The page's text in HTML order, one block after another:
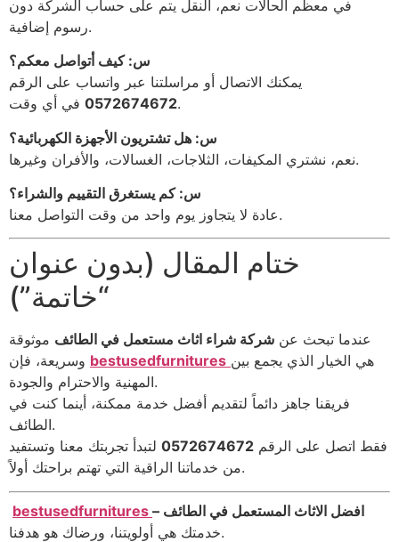
في معظم الحالات نعم، النقل يتم على حساب الشركة دون
رسوم إضافية.
س: كيف أتواصل معكم؟
يمكنك الاتصال أو مراسلتنا عبر واتساب على الرقم
0572674672في أي وقت.
س: هل تشتريون الأجهزة الكهربائية؟
نعم، نشتري المكيفات، الثلاجات، الغسالات، والأفران وغيرها.
س: كم يستغرق التقييم والشراء؟
عادة لا يتجاوز يوم واحد من وقت التواصل معنا.
ختام المقال (بدون عنوان
“خاتمة”)
عندما تبحث عن شركة شراء اثاث مستعمل في الطائف موثوقة
bestusedfurnitures هي الخيار الذي يجمع بين
المهنية والاحترام والجودة.
فريقنا جاهز دائماً لتقديم أفضل خدمة ممكنة، أينما كنت في
الطائف.
فقط اتصل على الرقم 0572674672 لتبدأ تجربتك معنا وتستفيد
من خدماتنا الراقية التي تهتم براحتك أولاً.
bestusedfurnitures
خدمتك هي أولويتنا، ورضاك هو هدفنا.